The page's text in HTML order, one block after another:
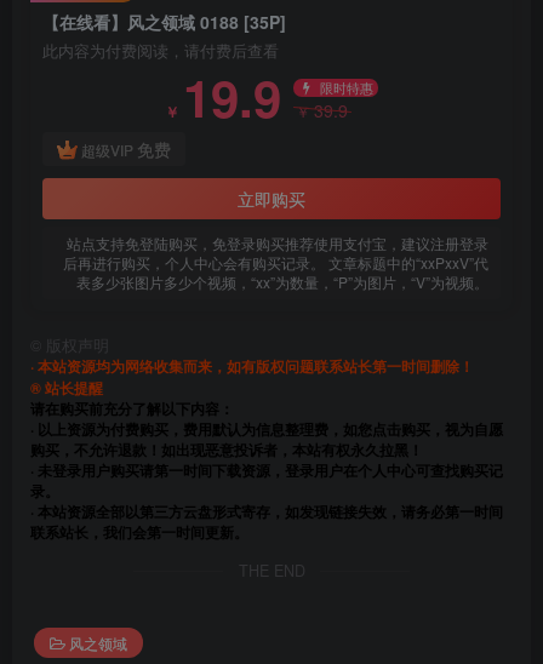
【在线看】风之领域 0188 [35P]
此内容为付费阅读，请付费后查看
￥ 19.9 限时特惠
￥39.9
超级VIP 免费
立即购买
站点支持免登陆购买，免登录购买推荐使用支付宝，建议注册登录
后再进行购买，个人中心会有购买记录。 文章标题中的“xxPxxV”代
表多少张图片多少个视频，“xx”为数量，“P”为图片，“V”为视频。
版权声明
· 本站资源均为网络收集而来，如有版权问题联系站长第一时间删除！
® 站长提醒
请在购买前充分了解以下内容：
· 以上资源为付费购买，费用默认为信息整理费，如您点击购买，视为自愿
购买，不允许退款！如出现恶意投诉者，本站有权永久拉黑！
· 未登录用户购买请第一时间下载资源，登录用户在个人中心可查找购买记
录。
· 本站资源全部以第三方云盘形式寄存，如发现链接失效，请务必第一时间
联系站长，我们会第一时间更新。
THE END
风之领域